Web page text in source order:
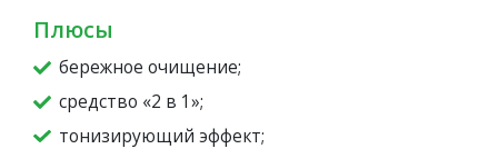
Плюсы
бережное очищение;
средство «2 в 1»;
тонизирующий эффект;